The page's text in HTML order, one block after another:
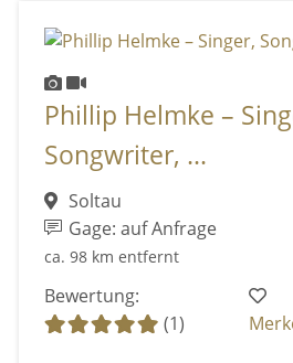
Phillip Helmke –
Songwriter, ...
Soltau
Gage: auf Anfrage
ca. 98 km entfernt
Bewertung:
(1)